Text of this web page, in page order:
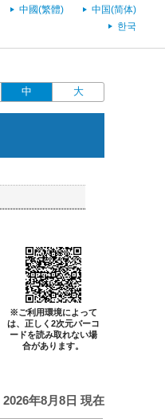
中國(繁體)
中国(简体)
한국
中 大
※ご利用環境によって
は、正しく2次元バーコ
ードを読み取れない場
合があります。
2026年8月8日 現在